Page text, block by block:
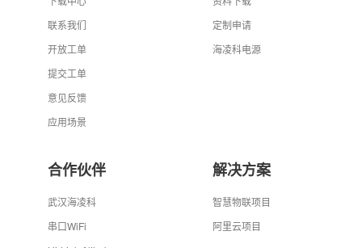
联系我们
开放工单
提交工单
意见反馈
应用场景
定制申请
海凌科电源
合作伙伴
武汉海凌科
串口WiFi
解决方案
智慧物联项目
阿里云项目